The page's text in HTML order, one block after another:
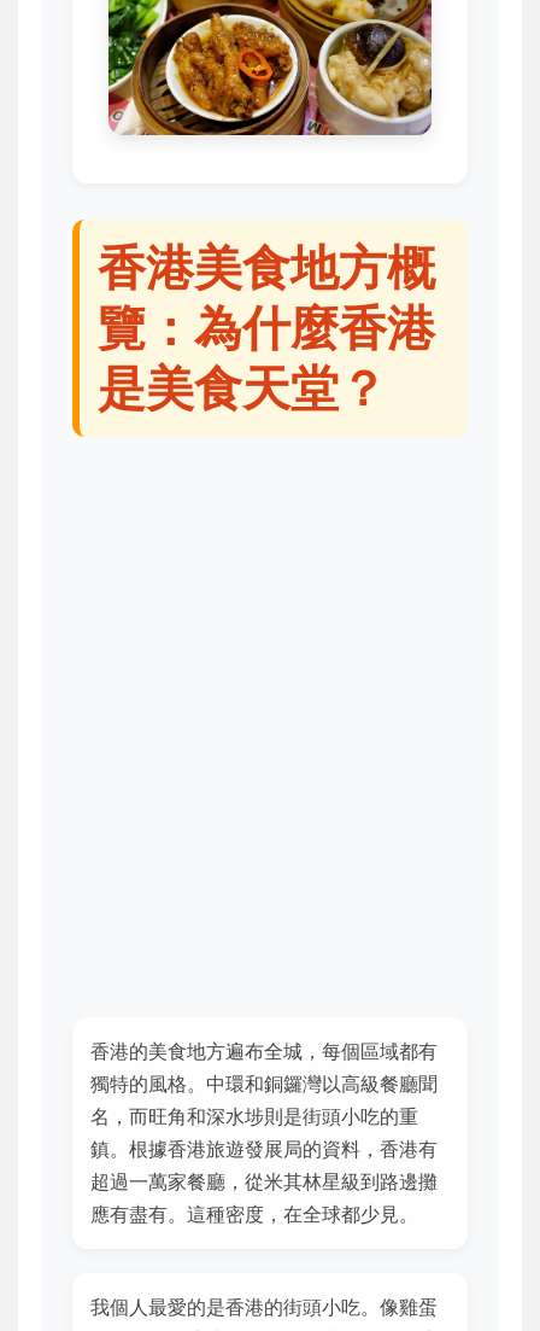
香港美食地方概
覽：為什麼香港
是美食天堂？
香港的美食地方遍布全城，每個區域都有
獨特的風格。中環和銅鑼灣以高級餐廳聞
名，而旺角和深水埗則是街頭小吃的重
鎮。根據香港旅遊發展局的資料，香港有
超過一萬家餐廳，從米其林星級到路邊攤
應有盡有。這種密度，在全球都少見。
我個人最愛的是香港的街頭小吃。像雞蛋